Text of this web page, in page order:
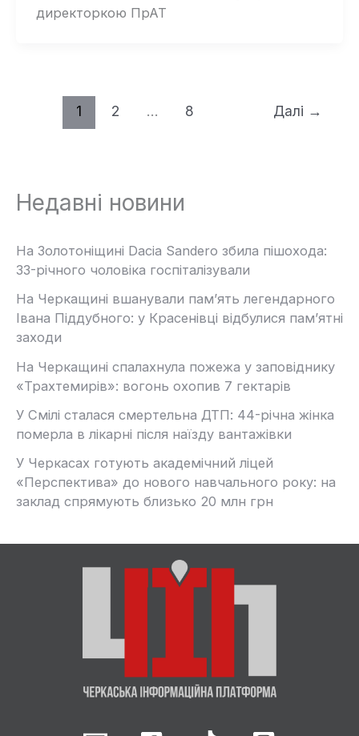
директоркою ПрАТ
1 2 … 8 Далі →
Недавні новини
На Золотоніщині Dacia Sandero збила пішохода:
33-річного чоловіка госпіталізували
На Черкащині вшанували пам’ять легендарного
Івана Піддубного: у Красенівці відбулися пам’ятні
заходи
На Черкащині спалахнула пожежа у заповіднику
«Трахтемирів»: вогонь охопив 7 гектарів
У Смілі сталася смертельна ДТП: 44-річна жінка
померла в лікарні після наїзду вантажівки
У Черкасах готують академічний ліцей
«Перспектива» до нового навчального року: на
заклад спрямують близько 20 млн грн